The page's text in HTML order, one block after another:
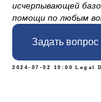
исчерпывающей
помощи по любым
Задать вопрос
2024-07-02 10:00 Legal